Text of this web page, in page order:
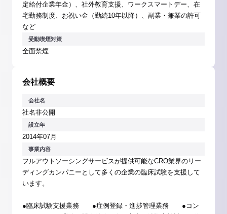
定給付企業年金）、社外教育支援、ワークスマートデー、在
宅勤務制度、お祝い金（勤続10年以降）、副業・兼業の許可
など
受動喫煙対策
全面禁煙
会社概要
会社名
社名非公開
設立年
2014年07月
事業内容
フルアウトソーシングサービスが提供可能なCRO業界のリー
ディングカンパニーとして多くの企業の臨床試験を支援して
います。
●臨床試験支援業務 ●症例登録・進捗管理業務 ●コン